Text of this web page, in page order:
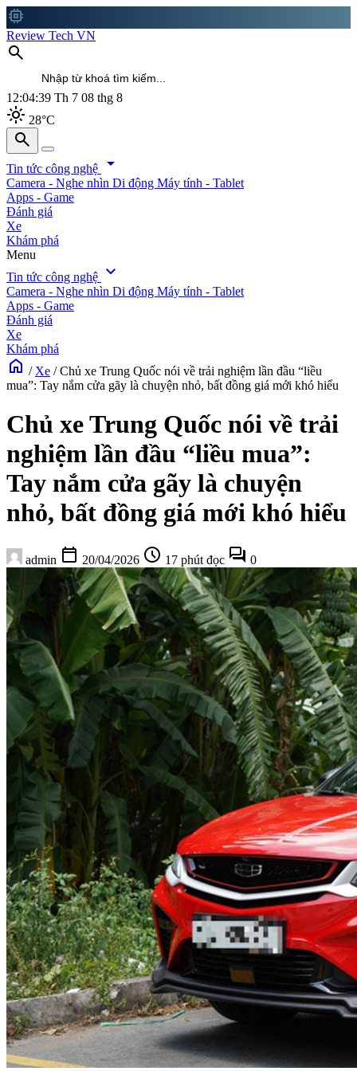
memory
Review Tech VN
search
12:04:41 Th 7 08 thg 8
light_mode 28°C
search
search
Tin tức công nghệ arrow_drop_down
Camera - Nghe nhìn Di động Máy tính - Tablet
Apps - Game
Đánh giá
Xe
Khám phá
Menu
Tin tức công nghệ expand_more
Camera - Nghe nhìn Di động Máy tính - Tablet
Apps - Game
Đánh giá
Xe
Khám phá
home / Xe / Chủ xe Trung Quốc nói về trải nghiệm lần đầu “liều
mua”: Tay nắm cửa gãy là chuyện nhỏ, bất đồng giá mới khó hiểu
Chủ xe Trung Quốc nói về trải
nghiệm lần đầu “liều mua”:
Tay nắm cửa gãy là chuyện
nhỏ, bất đồng giá mới khó hiểu
admin calendar_today 20/04/2026 schedule 17 phút đọc forum 0